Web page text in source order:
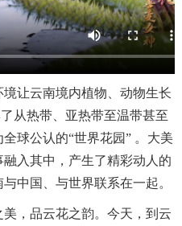
让云南境内植物、动物生长
从热带、亚热带至温带甚至
球公认的“世界花园” 。大美
入其中，产生了精彩动人的
中国、与世界联系在一起。
，品云花之韵。今天，到云